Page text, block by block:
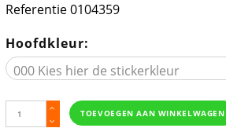
Referentie0104359
Hoofdkleur:
TOEVOEGEN AAN WINKELWAGEN